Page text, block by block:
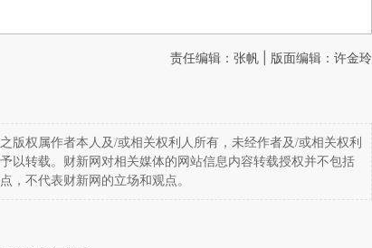
责任编辑：张帆 | 版面编辑：许金玲
版权属作者本人及/或相关权利人所有，未经作者及/或相关权利
以转载。财新网对相关媒体的网站信息内容转载授权并不包括
，不代表财新网的立场和观点。